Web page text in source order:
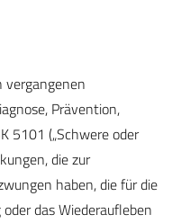
vergangenen
Prävention,
5101 („Schwere oder
die zur
haben, die für die
das Wiederaufleben